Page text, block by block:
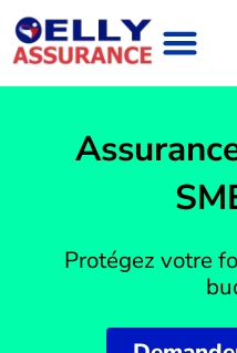
au
contenu
Protégez votre